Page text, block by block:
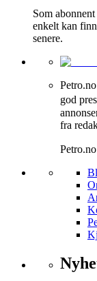
Som
enkelt kan
senere.
god
fra